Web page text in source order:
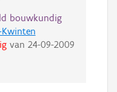
bouwkundig
Kwinten
van 24-09-2009